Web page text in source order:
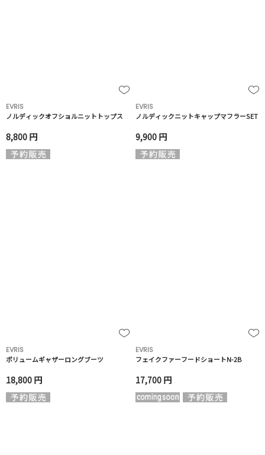
EVRIS
ノルディックオフショルニットトップス
8,800 円
EVRIS
ノルディックニットキャップマフラーSET
9,900 円
EVRIS
ボリュームギャザーロングブーツ
18,800 円
EVRIS
フェイクファーフードショートN-2B
17,700 円